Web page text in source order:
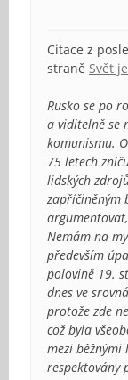
Citace z
straně Svět
Rusko se po
a viditelně se
komunismu.
75 letech
lidských
zapříčiněným
Nemám na
především
polovině 19.
dnes ve
protože zde
což byla
mezi běžnými
respektovány